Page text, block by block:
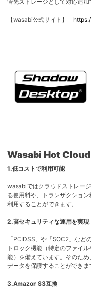
管先ストレージとして対応追加
【wasabi公式サイト】
Wasabi Hot
1.低コストで利用可能
wasabiではクラウドストレー
る使用料や、トランザクショ
利用することができます。
2.高セキュリティな運用を実現
「PCIDSS」や「SOC2」 など
トロック機能（特定のファイ
能）を備えています。そのた
データを保護することができま
3.Amazon S3互換